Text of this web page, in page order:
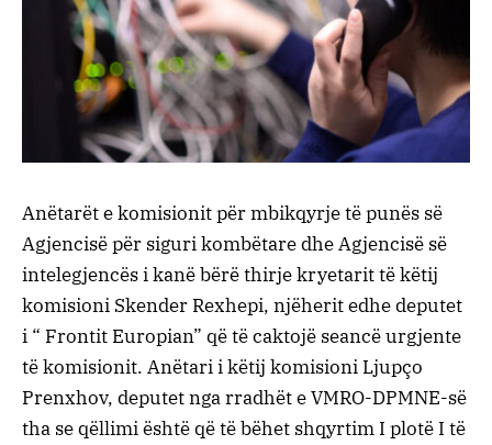
Anëtarët e komisionit për mbikqyrje të punës së
Agjencisë për siguri kombëtare dhe Agjencisë së
intelegjencës i kanë bërë thirje kryetarit të këtij
komisioni Skender Rexhepi, njëherit edhe deputet
i “ Frontit Europian” që të caktojë seancë urgjente
të komisionit. Anëtari i këtij komisioni Ljupço
Prenxhov, deputet nga rradhët e VMRO-DPMNE-së
tha se qëllimi është që të bëhet shqyrtim I plotë I të